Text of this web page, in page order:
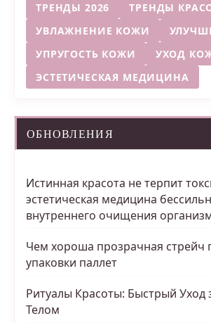
ТРЕНДЫ 2026
ТРЕНДЫ
УВЛАЖНЕНИЕ КОЖИ
УПРУГОСТЬ КОЖИ
УХОД
ЭСТЕТИЧЕСКАЯ МЕДИЦИНА
ОБНОВЛЕНИЯ
Истинная красота не терпит
эстетическая медицина
внутреннего очищения
Чем хороша прозрачная стрейч
упаковки паллет
Ритуалы Красоты: Быстрый Уход
Телом